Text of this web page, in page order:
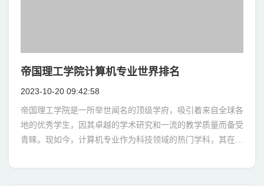
帝国理工学院计算机专业世界排名
2023-10-20 09:42:58
帝国理工学院是一所举世闻名的顶级学府，吸引着来自全球各
地的优秀学生，因其卓越的学术研究和一流的教学质量而备受
青睐。现如今，计算机专业作为科技领域的热门学科，其在全